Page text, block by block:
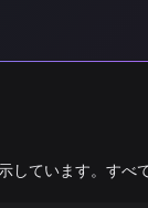
ています。す